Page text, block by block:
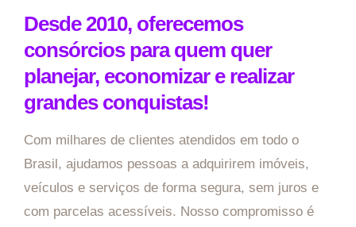
Desde 2010, oferecemos
consórcios para quem quer
planejar, economizar e realizar
grandes conquistas!
Com milhares de clientes atendidos em todo o
Brasil, ajudamos pessoas a adquirirem imóveis,
veículos e serviços de forma segura, sem juros e
com parcelas acessíveis. Nosso compromisso é